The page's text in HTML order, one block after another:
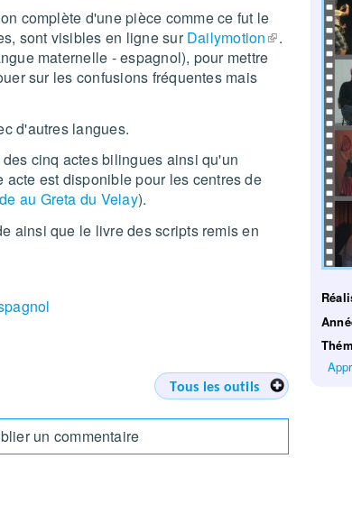
complète d'une pièce comme ce fut le
sont visibles en ligne surDailymotion(le lien est
.
maternelle - espagnol), pour mettre
sur les confusions fréquentes mais
d'autres langues.
cinq actes bilingues ainsi qu'un
est disponible pour les centres de
au Greta du Velay).
ainsi que le livre des scripts remis en
Tous les outils
un commentaire